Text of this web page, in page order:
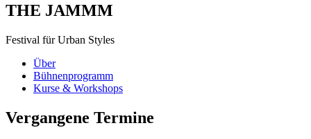
THE JAMMM
Festival für Urban Styles
Über
Bühnenprogramm
Kurse & Workshops
Vergangene Termine